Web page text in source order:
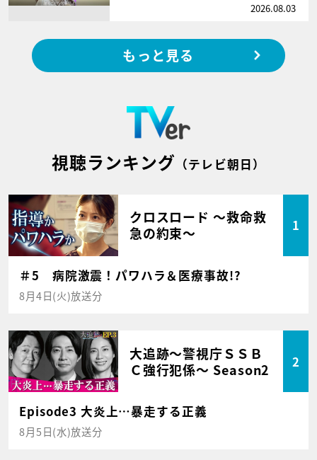
2026.08.03
もっと見る
視聴ランキング （テレビ朝日）
クロスロード ～救命救
急の約束～
1
＃5 病院激震！パワハラ＆医療事故!?
8月4日(火)放送分
大追跡～警視庁ＳＳＢ
Ｃ強行犯係～ Season2
2
Episode3 大炎上…暴走する正義
8月5日(水)放送分